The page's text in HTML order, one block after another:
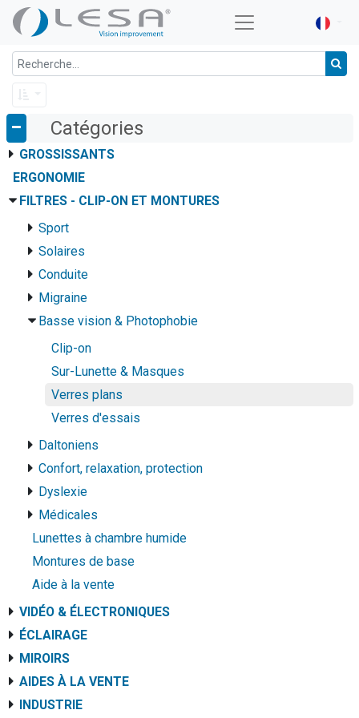
Catégories
GROSSISSANTS
ERGONOMIE
FILTRES - CLIP-ON ET MONTURES
Sport
Solaires
Conduite
Migraine
Basse vision & Photophobie
Clip-on
Sur-Lunette & Masques
Verres plans
Verres d'essais
Daltoniens
Confort, relaxation, protection
Dyslexie
Médicales
Lunettes à chambre humide
Montures de base
Aide à la vente
VIDÉO & ÉLECTRONIQUES
ÉCLAIRAGE
MIROIRS
AIDES À LA VENTE
INDUSTRIE